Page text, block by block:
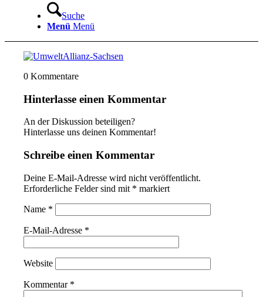
Suche
Menü Menü
0 Kommentare
Hinterlasse einen Kommentar
An der Diskussion beteiligen?
Hinterlasse uns deinen Kommentar!
Schreibe einen Kommentar
Deine E-Mail-Adresse wird nicht veröffentlicht.
Erforderliche Felder sind mit * markiert
Name *
E-Mail-Adresse *
Website
Kommentar *